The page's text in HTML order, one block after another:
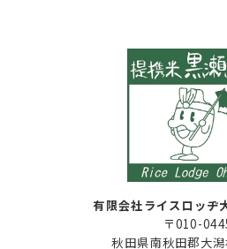
有限会社ライスロッヂ
〒010-
秋田県南秋田郡大